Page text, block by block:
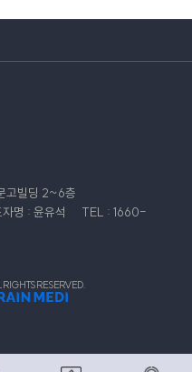
고빌딩 2~6층
자명 : 윤유석
TEL : 1660-
RESERVED.